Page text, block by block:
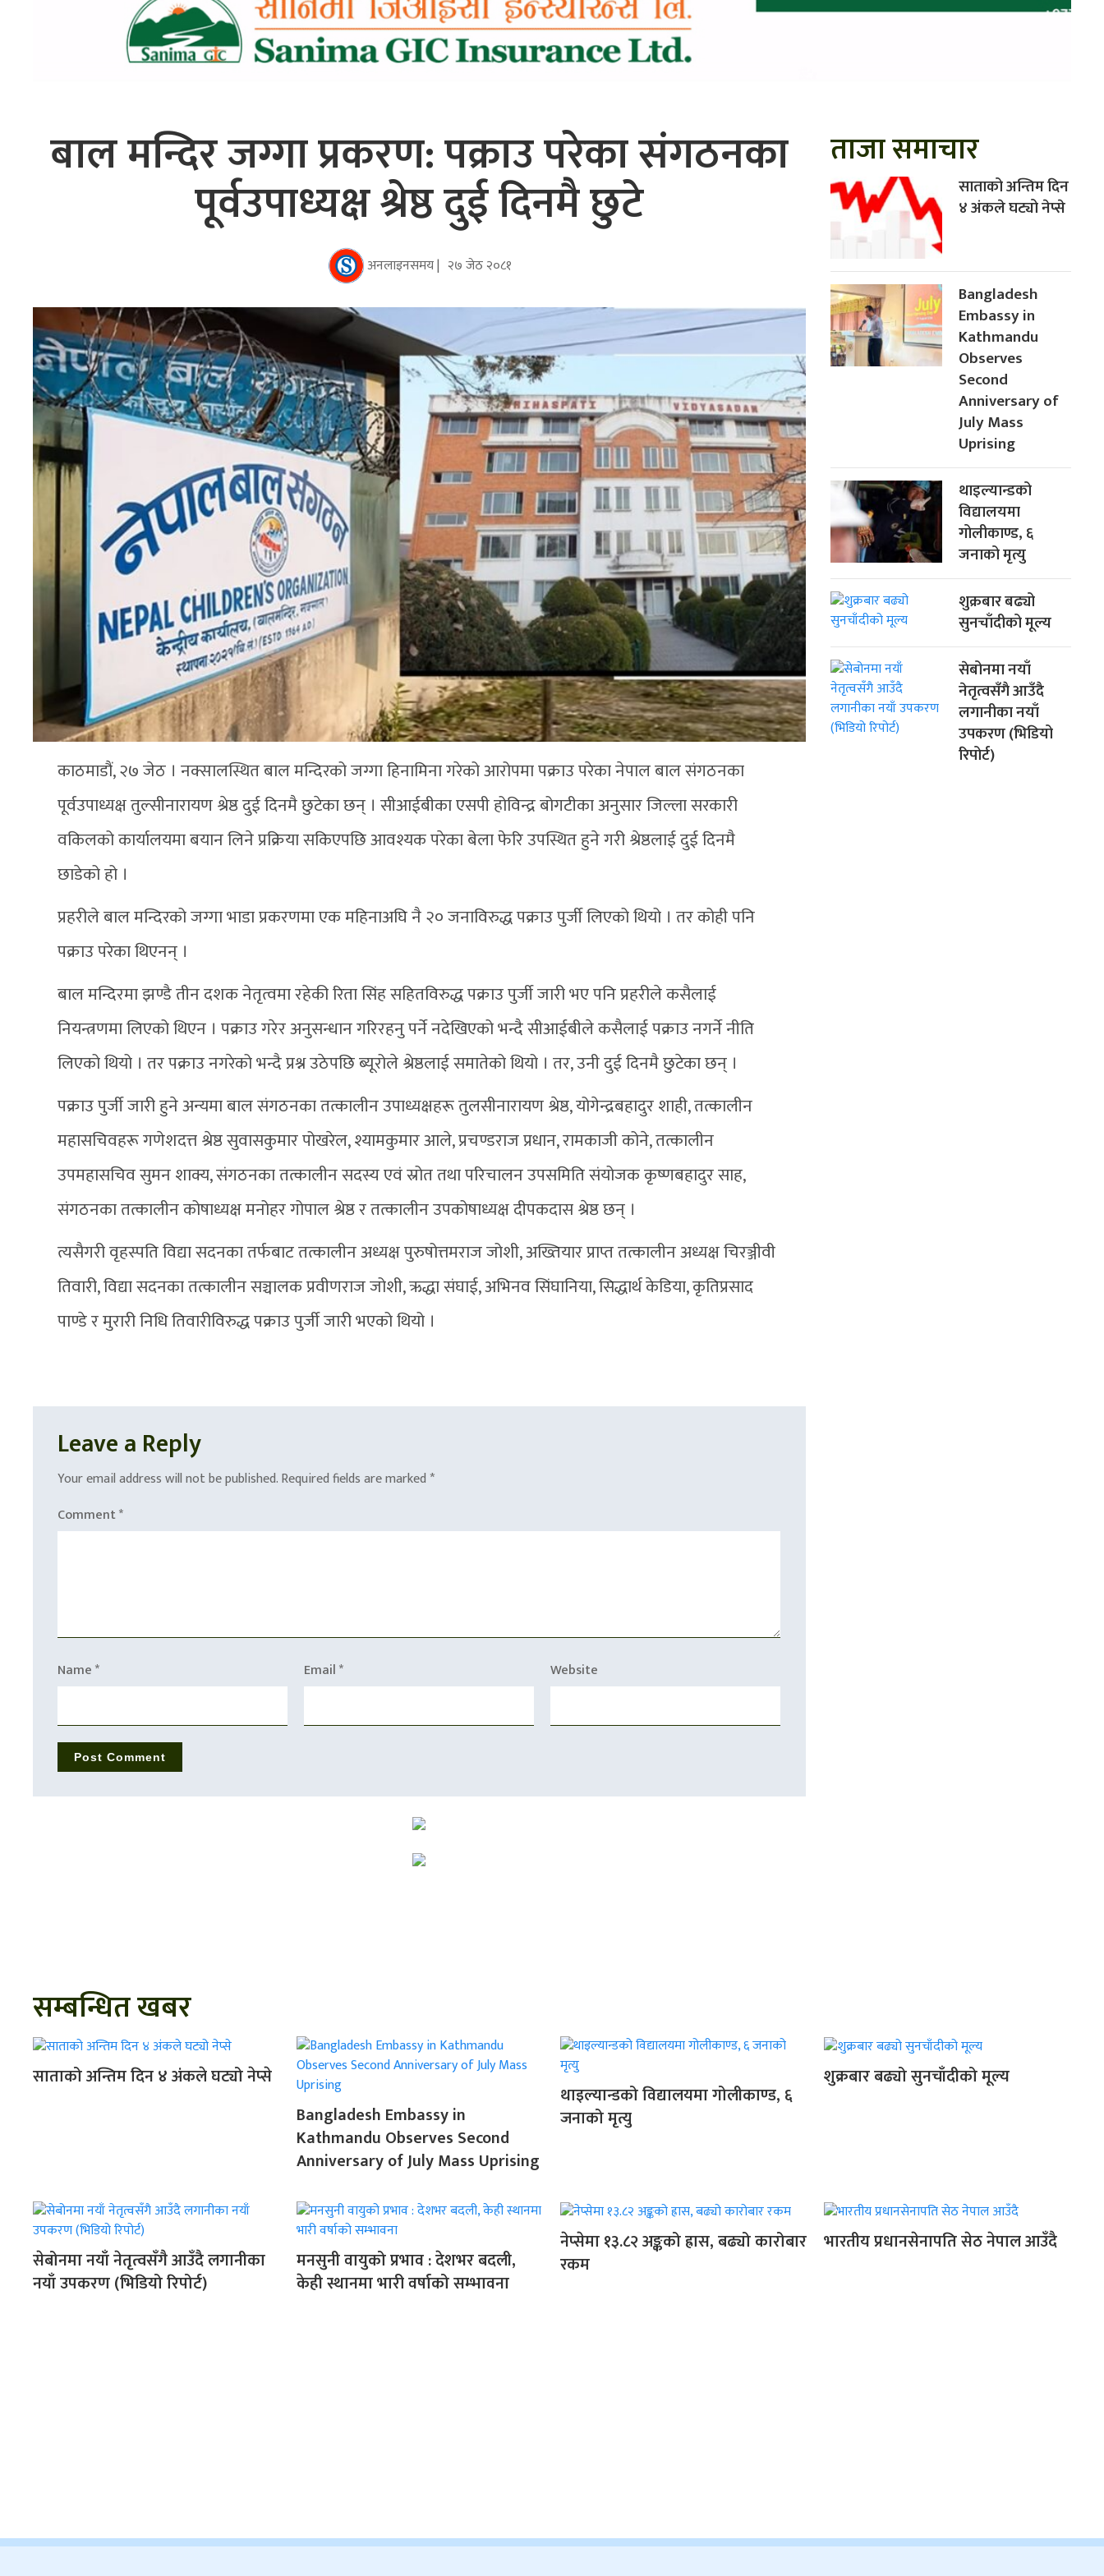
बाल मन्दिर जग्गा प्रकरण: पक्राउ परेका संगठनका
पूर्वउपाध्यक्ष श्रेष्ठ दुई दिनमै छुटे
अनलाइनसमय | २७ जेठ २०८१
काठमाडौं, २७ जेठ । नक्सालस्थित बाल मन्दिरको जग्गा हिनामिना गरेको आरोपमा पक्राउ परेका नेपाल बाल संगठनका
पूर्वउपाध्यक्ष तुल्सीनारायण श्रेष्ठ दुई दिनमै छुटेका छन् । सीआईबीका एसपी होविन्द्र बोगटीका अनुसार जिल्ला सरकारी
वकिलको कार्यालयमा बयान लिने प्रक्रिया सकिएपछि आवश्यक परेका बेला फेरि उपस्थित हुने गरी श्रेष्ठलाई दुई दिनमै
छाडेको हो ।
प्रहरीले बाल मन्दिरको जग्गा भाडा प्रकरणमा एक महिनाअघि नै २० जनाविरुद्ध पक्राउ पुर्जी लिएको थियो । तर कोही पनि
पक्राउ परेका थिएनन् ।
बाल मन्दिरमा झण्डै तीन दशक नेतृत्वमा रहेकी रिता सिंह सहितविरुद्ध पक्राउ पुर्जी जारी भए पनि प्रहरीले कसैलाई
नियन्त्रणमा लिएको थिएन । पक्राउ गरेर अनुसन्धान गरिरहनु पर्ने नदेखिएको भन्दै सीआईबीले कसैलाई पक्राउ नगर्ने नीति
लिएको थियो । तर पक्राउ नगरेको भन्दै प्रश्न उठेपछि ब्यूरोले श्रेष्ठलाई समातेको थियो । तर, उनी दुई दिनमै छुटेका छन् ।
पक्राउ पुर्जी जारी हुने अन्यमा बाल संगठनका तत्कालीन उपाध्यक्षहरू तुलसीनारायण श्रेष्ठ, योगेन्द्रबहादुर शाही, तत्कालीन
महासचिवहरू गणेशदत्त श्रेष्ठ सुवासकुमार पोखरेल, श्यामकुमार आले, प्रचण्डराज प्रधान, रामकाजी कोने, तत्कालीन
उपमहासचिव सुमन शाक्य, संगठनका तत्कालीन सदस्य एवं स्रोत तथा परिचालन उपसमिति संयोजक कृष्णबहादुर साह,
संगठनका तत्कालीन कोषाध्यक्ष मनोहर गोपाल श्रेष्ठ र तत्कालीन उपकोषाध्यक्ष दीपकदास श्रेष्ठ छन् ।
त्यसैगरी वृहस्पति विद्या सदनका तर्फबाट तत्कालीन अध्यक्ष पुरुषोत्तमराज जोशी, अख्तियार प्राप्त तत्कालीन अध्यक्ष चिरञ्जीवी
तिवारी, विद्या सदनका तत्कालीन सञ्चालक प्रवीणराज जोशी, ऋद्धा संघाई, अभिनव सिंघानिया, सिद्धार्थ केडिया, कृतिप्रसाद
पाण्डे र मुरारी निधि तिवारीविरुद्ध पक्राउ पुर्जी जारी भएको थियो ।
Leave a Reply
Your email address will not be published.Required fields are marked *
Comment*
Name* Email* Website
ताजा समाचार
साताको अन्तिम दिन
४ अंकले घट्यो नेप्से
Bangladesh
Embassy in
Kathmandu
Observes
Second
Anniversary of
July Mass
Uprising
थाइल्यान्डको
विद्यालयमा
गोलीकाण्ड, ६
जनाको मृत्यु
शुक्रबार बढ्यो
सुनचाँदीको मूल्य
सेबोनमा नयाँ
नेतृत्वसँगै आउँदै
लगानीका नयाँ
उपकरण (भिडियो
रिपोर्ट)
सम्बन्धित खबर
साताको अन्तिम दिन ४ अंकले घट्यो नेप्से
Bangladesh Embassy in
Kathmandu Observes Second
Anniversary of July Mass Uprising
थाइल्यान्डको विद्यालयमा गोलीकाण्ड, ६
जनाको मृत्यु
शुक्रबार बढ्यो सुनचाँदीको मूल्य
सेबोनमा नयाँ नेतृत्वसँगै आउँदै लगानीका
नयाँ उपकरण (भिडियो रिपोर्ट)
मनसुनी वायुको प्रभाव : देशभर बदली,
केही स्थानमा भारी वर्षाको सम्भावना
नेप्सेमा १३.८२ अङ्कको ह्रास, बढ्यो कारोबार
रकम
भारतीय प्रधानसेनापति सेठ नेपाल आउँदै